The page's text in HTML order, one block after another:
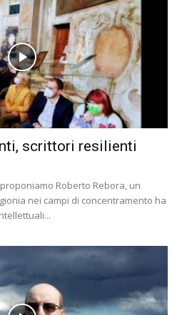
scrittori resilienti
Roberto Rebora, un
nei campi di concentramento ha